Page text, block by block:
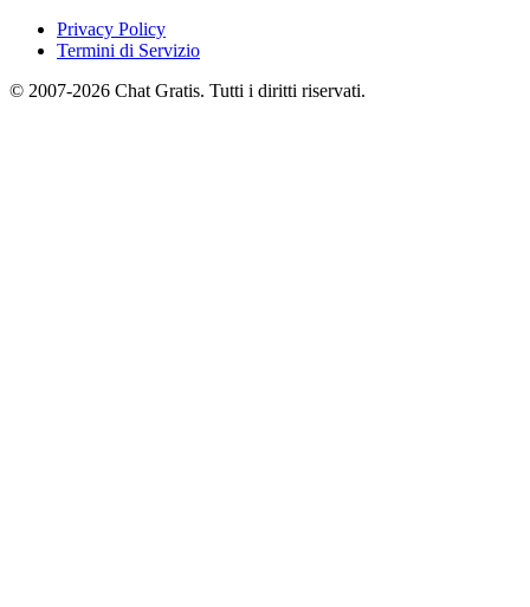
Privacy Policy
Termini di Servizio
© 2007-2026 Chat Gratis. Tutti i diritti riservati.